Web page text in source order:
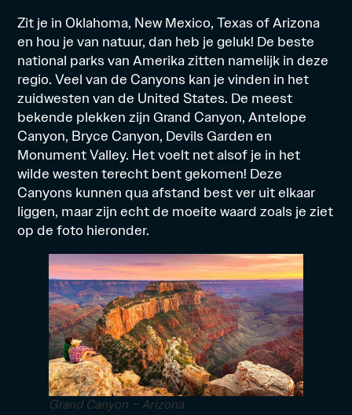
Zit je in Oklahoma, New Mexico, Texas of Arizona
en hou je van natuur, dan heb je geluk! De beste
national parks van Amerika zitten namelijk in deze
regio. Veel van de Canyons kan je vinden in het
zuidwesten van de United States. De meest
bekende plekken zijn Grand Canyon, Antelope
Canyon, Bryce Canyon, Devils Garden en
Monument Valley. Het voelt net alsof je in het
wilde westen terecht bent gekomen! Deze
Canyons kunnen qua afstand best ver uit elkaar
liggen, maar zijn echt de moeite waard zoals je ziet
op de foto hieronder.
Grand Canyon – Arizona